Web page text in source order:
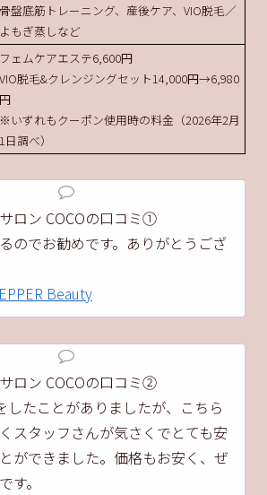
骨盤底筋トレーニング、産後ケア、VIO脱毛／
よもぎ蒸しなど
フェムケアエステ6,600円
VIO脱毛&クレンジングセット14,000円→6,980
円
※いずれもクーポン使用時の料金（2026年2月
1日調べ）
ロン COCOの口コミ①
のでお勧めです。ありがとうござ
Beauty
ロン COCOの口コミ②
したことがありましたが、こちら
スタッフさんが気さくでとても安
ができました。価格もお安く、ぜ
す。